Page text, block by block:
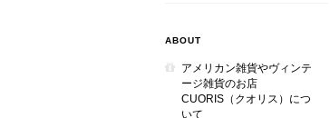
ABOUT
アメリカン雑貨やヴィンテ
ージ雑貨のお店
CUORIS（クオリス）につ
いて